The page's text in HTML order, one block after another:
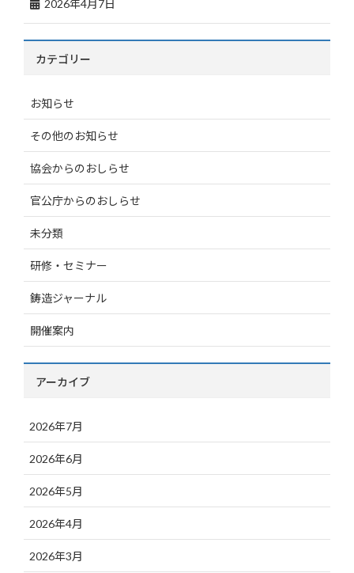
2026年4月7日
カテゴリー
お知らせ
その他のお知らせ
協会からのおしらせ
官公庁からのおしらせ
未分類
研修・セミナー
鋳造ジャーナル
開催案内
アーカイブ
2026年7月
2026年6月
2026年5月
2026年4月
2026年3月